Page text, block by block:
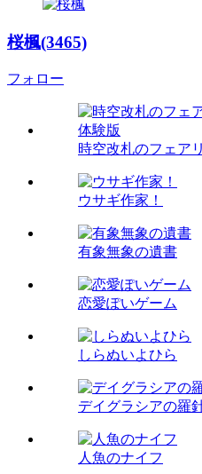
桜楓(3465)
フォロー
時空改札のフェア
ウサギ作家！
有象無象の遺書
恋愛ぽいゲーム
しらぬいよひら
デイグラシアの羅
人魚のナイフ